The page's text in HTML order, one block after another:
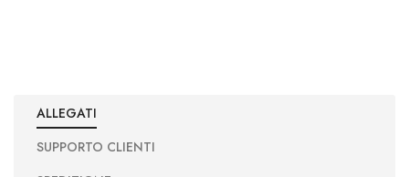
ALLEGATI
SUPPORTO CLIENTI